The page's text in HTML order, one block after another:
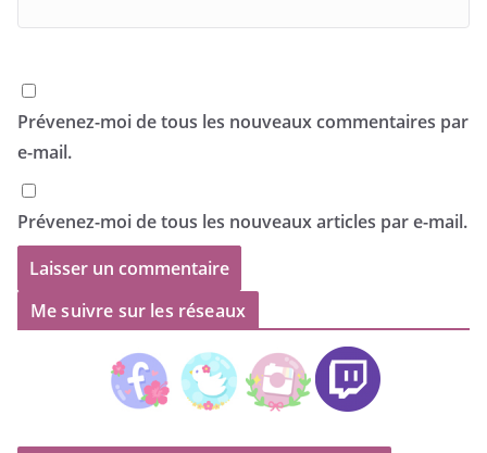
Prévenez-moi de tous les nouveaux commentaires par
e-mail.
Prévenez-moi de tous les nouveaux articles par e-mail.
Me suivre sur les réseaux